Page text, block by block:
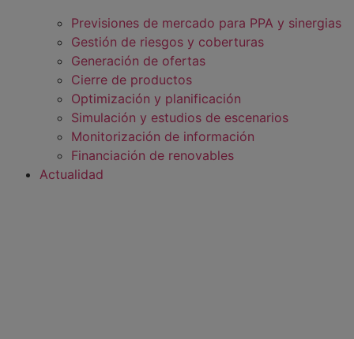
Previsiones de mercado para PPA y sinergias
Gestión de riesgos y coberturas
Generación de ofertas
Cierre de productos
Optimización y planificación
Simulación y estudios de escenarios
Monitorización de información
Financiación de renovables
Actualidad